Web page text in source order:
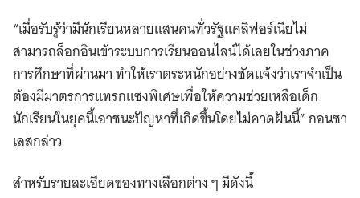
“เมื่อรับรู้ว่ามีนักเรียนหลายแสนคนทั่วรัฐแคลิฟอร์เนียไม่
สามารถล็อกอินเข้าระบบการเรียนออนไลน์ได้เลยในช่วงภาค
การศึกษาที่ผ่านมา ทำให้เราตระหนักอย่างชัดแจ้งว่าเราจำเป็น
ต้องมีมาตรการแทรกแซงพิเศษเพื่อให้ความช่วยเหลือเด็ก
นักเรียนในยุคนี้เอาชนะปัญหาที่เกิดขึ้นโดยไม่คาดฝันนี้” กอนซา
เลสกล่าว
สำหรับรายละเอียดของทางเลือกต่าง ๆ มีดังนี้